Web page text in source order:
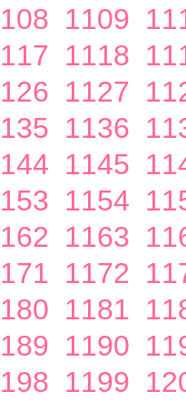
1109
1118
1127
1136
1145
1154
1163
1172
1181
1190
1199